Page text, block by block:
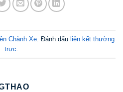
Chành Xe. Đánh dấu liên kết thường
trực